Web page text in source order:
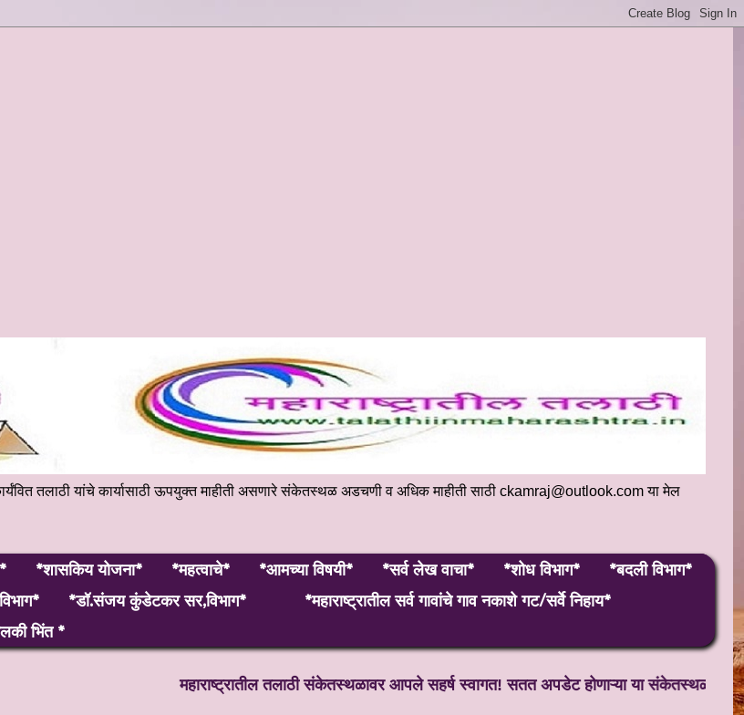
तलाठी यांचे कार्यासाठी ऊपयुक्त माहीती असणारे संकेतस्थळ अडचणी व अधिक माहीती साठी ckamraj@outlook.com या मेल
*शासकिय योजना* *महत्वाचे* *आमच्या विषयी* *सर्व लेख वाचा* *शोध विभाग*
*बदली विभाग*
*डॉ.संजय कुंडेटकर सर,विभाग*
*महाराष्ट्रातील सर्व गावांचे गाव नकाशे गट/सर्वे निहाय*
भिंत *
महाराष्ट्रातील तलाठी संकेतस्थळावर आपले सहर्ष स्वागत! सतत अपडेट होणाऱ्या या संकेतस्थळाला आणखी